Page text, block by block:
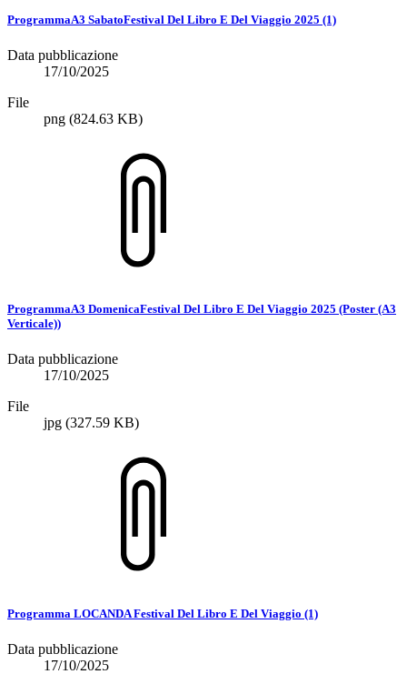
ProgrammaA3 SabatoFestival Del Libro E Del Viaggio 2025 (1)
Data pubblicazione
17/10/2025
File
png (824.63 KB)
ProgrammaA3 DomenicaFestival Del Libro E Del Viaggio 2025 (Poster (A3
Verticale))
Data pubblicazione
17/10/2025
File
jpg (327.59 KB)
Programma LOCANDA Festival Del Libro E Del Viaggio (1)
Data pubblicazione
17/10/2025